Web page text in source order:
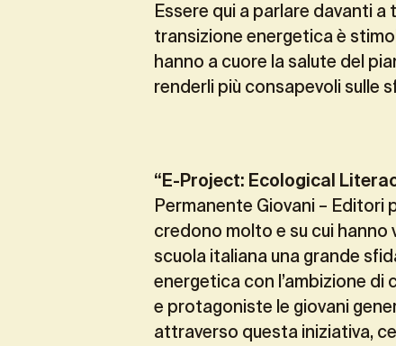
Essere qui a parlare davanti
transizione energetica è
hanno a cuore la salute del
renderli più consapevoli sulle
“E-Project: Ecological
Permanente Giovani – Editori
credono molto e su cui
scuola italiana una grande
energetica con l’ambizione
e protagoniste le giovani
attraverso questa iniziativa,